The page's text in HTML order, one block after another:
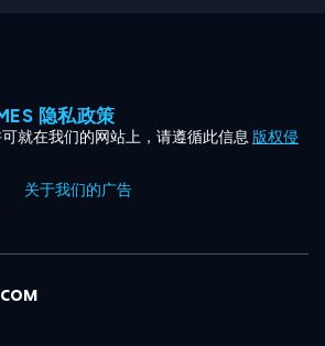
隐私政策
就在我们的网站上，请遵循此信息版权侵
关于我们的广告